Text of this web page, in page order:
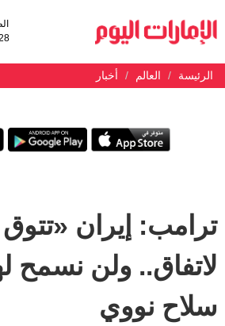
الرئيسة العالم أخبار
ترامب: إيران
لاتفاق.. ولن نسمح
سلاح نووي